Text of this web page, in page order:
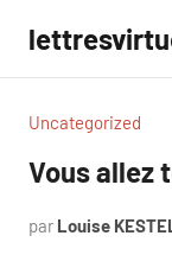
contenu
Uncategorized
Vous allez
par Louise